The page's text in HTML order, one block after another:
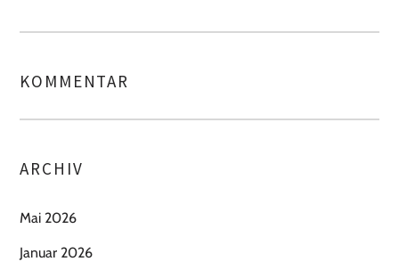
KOMMENTAR
ARCHIV
Mai 2026
Januar 2026